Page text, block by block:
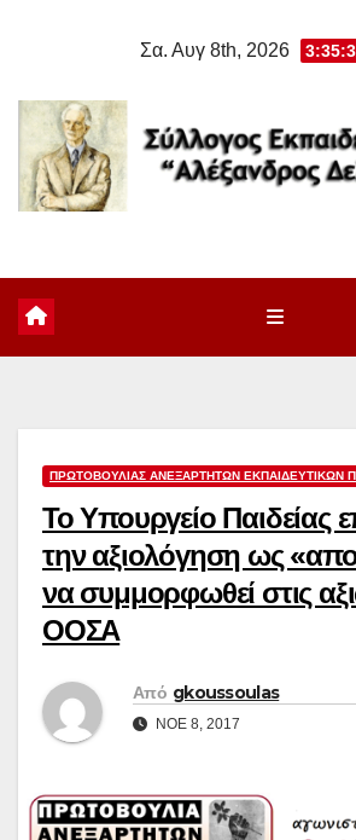
Σα. Αυγ 8th, 2026
ΠΡΩΤΟΒΟΥΛΊΑΣ ΑΝΕΞΆΡΤΗΤΩΝ ΕΚΠΑΙΔΕΥΤΙΚΏΝ
Το Υπουργείο Παιδείας
την αξιολόγηση ως
να συμμορφωθεί στις
ΟΟΣΑ
Από gkoussoulas
ΝΟΈ 8, 2017